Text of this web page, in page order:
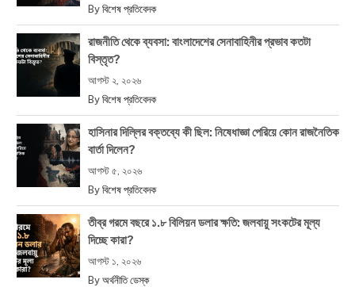
By বিশেষ প্রতিবেদক
রাজনীতি থেকে ব্যবসা: বাংলাদেশের সেনাবাহিনীর প্রভাব কতটা
বিস্তৃত?
আগস্ট ২, ২০২৬
By বিশেষ প্রতিবেদক
হাসিনার দিল্লির বক্তব্যে কী ছিল: নিষেধাজ্ঞা পেরিয়ে কোন রাজনৈতিক
বার্তা দিলেন?
আগস্ট ৫, ২০২৬
By বিশেষ প্রতিবেদক
তীব্র গরমে বছরে ১.৮ বিলিয়ন ডলার ক্ষতি: জলবায়ু সংকটের মূল্য
দিচ্ছে কারা?
আগস্ট ১, ২০২৬
By অর্থনীতি ডেস্ক